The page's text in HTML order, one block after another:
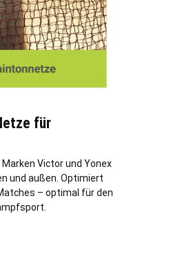
für
Victor und Yonex
und außen. Optimiert
– optimal für den